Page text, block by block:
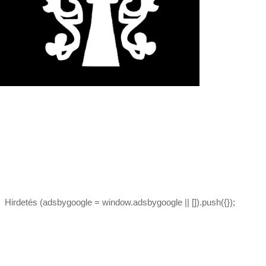
Hirdetés (adsbygoogle = window.adsbygoogle || []).push({});